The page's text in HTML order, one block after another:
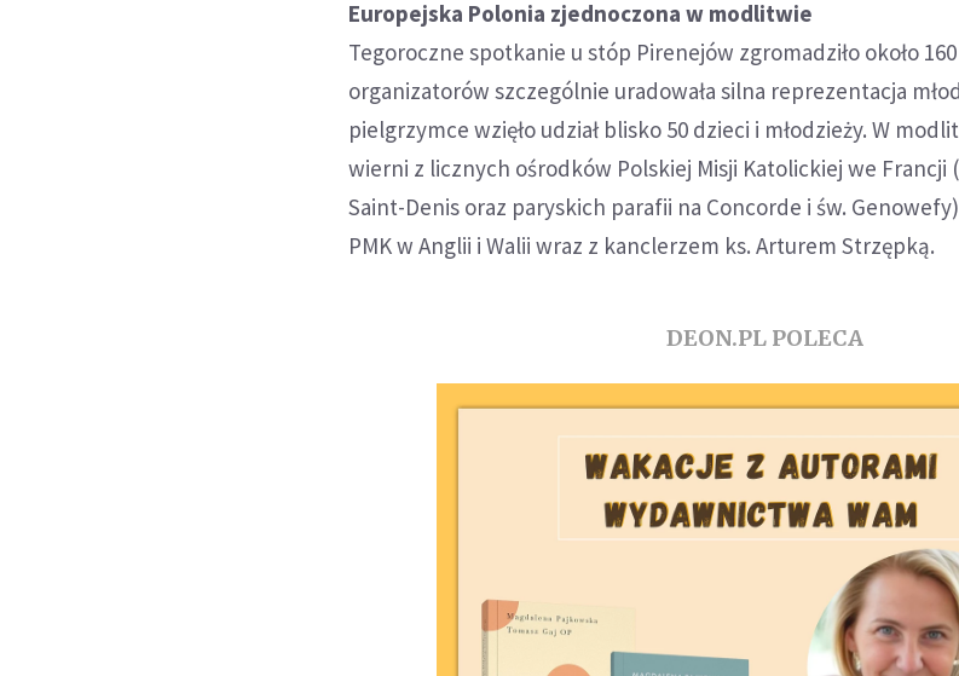
Europejska Polonia zjednoczona w modlitwie
Tegoroczne spotkanie u stóp Pirenejów zgromadziło około
organizatorów szczególnie uradowała silna reprezentacja
pielgrzymce wzięło udział blisko 50 dzieci i młodzieży. W
wierni z licznych ośrodków Polskiej Misji Katolickiej we Francji
Saint-Denis oraz paryskich parafii na Concorde i św.
PMK w Anglii i Walii wraz z kanclerzem ks. Arturem Strzępką.
DEON.PL POLECA